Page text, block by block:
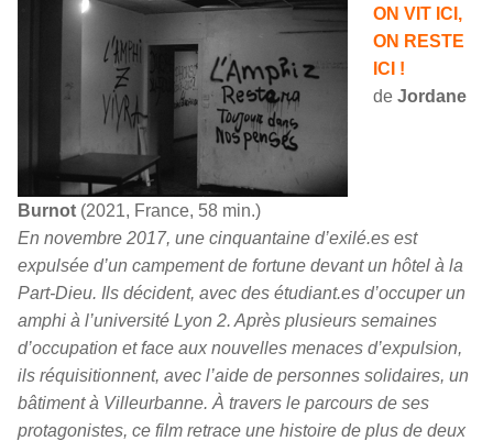
ON VIT ICI,
ON RESTE
ICI !
deJordane
Burnot (2021, France, 58 min.)
En novembre 2017, une cinquantaine d’exilé.es est
expulsée d’un campement de fortune devant un hôtel à la
Part-Dieu. Ils décident, avec des étudiant.es d’occuper un
amphi à l’université Lyon 2. Après plusieurs semaines
d’occupation et face aux nouvelles menaces d’expulsion,
ils réquisitionnent, avec l’aide de personnes solidaires, un
bâtiment à Villeurbanne. À travers le parcours de ses
protagonistes, ce film retrace une histoire de plus de deux